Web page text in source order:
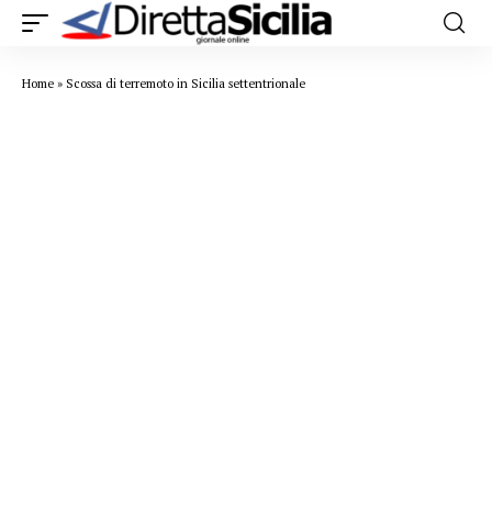
Home » Scossa di terremoto in Sicilia settentrionale